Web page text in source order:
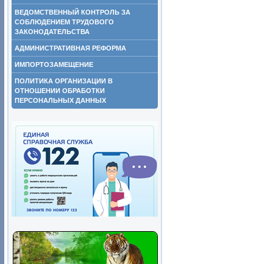
ВЕДОМСТВЕННЫЙ КОНТРОЛЬ ЗА
СОБЛЮДЕНИЕМ ТРУДОВОГО
ЗАКОНОДАТЕЛЬСТВА
АДМИНИСТРАТИВНАЯ РЕФОРМА
ИМПОРТОЗАМЕЩЕНИЕ
ПОЛИТИКА ОРГАНИЗАЦИИ В
ОТНОШЕНИИ ОБРАБОТКИ
ПЕРСОНАЛЬНЫХ ДАННЫХ